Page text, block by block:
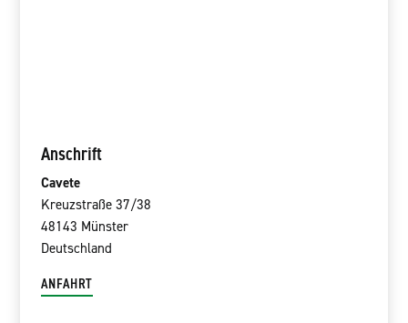
Anschrift
Cavete
Kreuzstraße 37/38
48143 Münster
Deutschland
ANFAHRT